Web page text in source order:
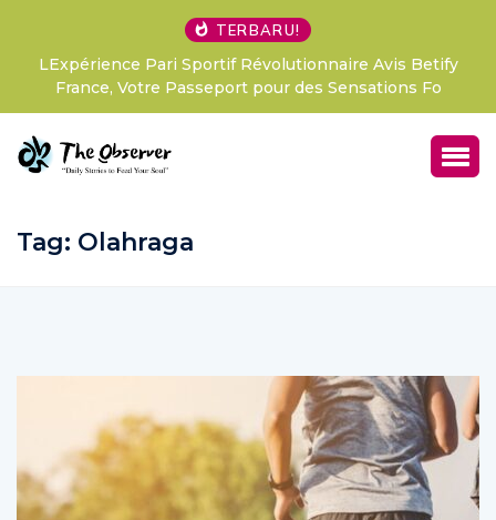
TERBARU!
LExpérience Pari Sportif Révolutionnaire Avis Betify
France, Votre Passeport pour des Sensations Fo
Tag: Olahraga